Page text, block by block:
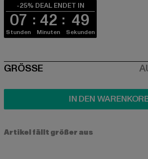
-25% DEAL ENDET IN
07
Stunden
42
Minuten
49
Sekunden
SIZE
GRÖSSE
IN DEN
Artikel fällt größer aus